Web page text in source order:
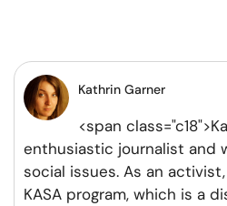
Kathrin Garner
<span
enthusiastic journalist and
social issues. As an
KASA program, which is a